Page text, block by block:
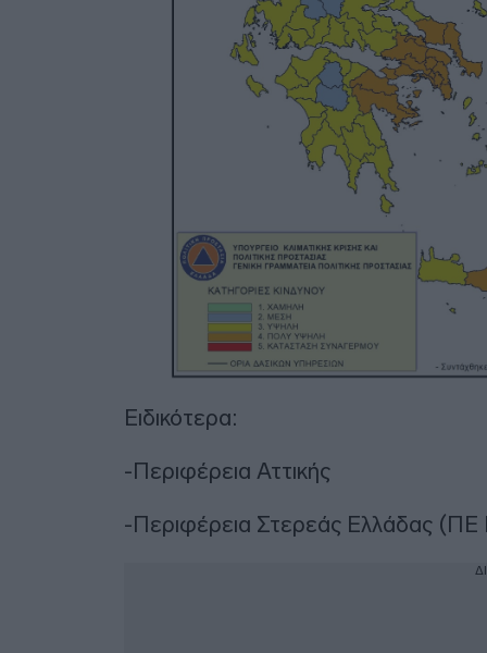
Ειδικότερα:
-Περιφέρεια Αττικής
-Περιφέρεια Στερεάς Ελλάδας (ΠΕ